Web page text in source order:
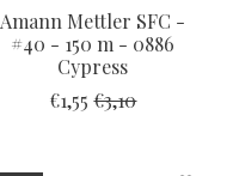
Amann Mettler SFC -
#40 - 150 m - 0886
Cypress
€1,55 €3,10